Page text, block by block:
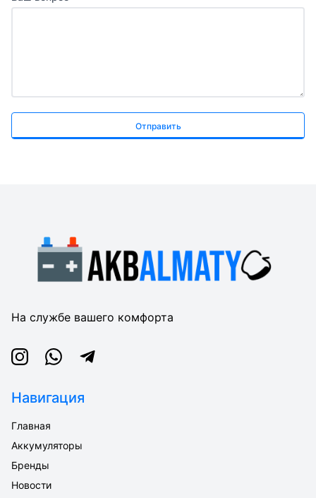
Отправить
На службе вашего комфорта
InstagramWhatsappTelegram
Навигация
Главная
Аккумуляторы
Бренды
Новости